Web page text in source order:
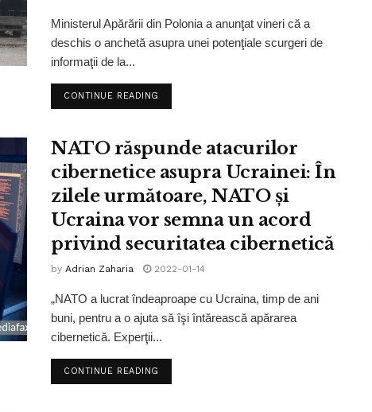
Ministerul Apărării din Polonia a anunţat vineri că a
deschis o anchetă asupra unei potenţiale scurgeri de
informaţii de la...
CONTINUE READING
NATO răspunde atacurilor
cibernetice asupra Ucrainei: În
zilele următoare, NATO şi
Ucraina vor semna un acord
privind securitatea cibernetică
by Adrian Zaharia 2022-01-14
„NATO a lucrat îndeaproape cu Ucraina, timp de ani
buni, pentru a o ajuta să îşi întărească apărarea
cibernetică. Experţii...
CONTINUE READING